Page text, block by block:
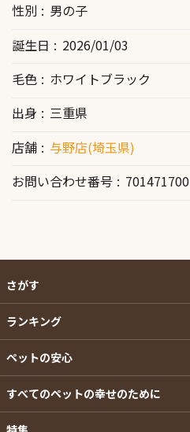
性別
男の子
誕生日
2026/01/03
毛色
ホワイトブラック
出身
三重県
店舗
与野店(埼玉県)
お問い合わせ番号
701471700
さがす
ランキング
ペットの安心
すべてのペットの幸せのために